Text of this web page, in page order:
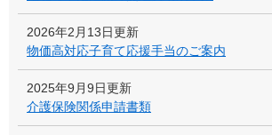
2026年2月13日更新
物価高対応子育て応援手当のご案内
2025年9月9日更新
介護保険関係申請書類